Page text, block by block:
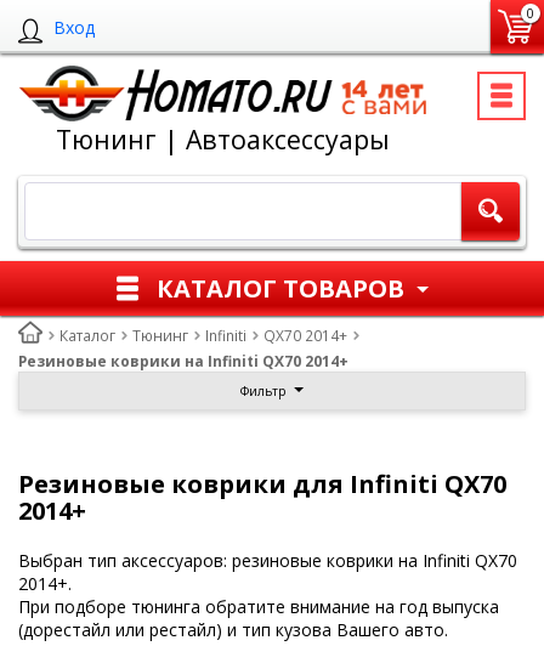
Вход
0
Тюнинг | Автоаксессуары
КАТАЛОГ ТОВАРОВ
Каталог Тюнинг Infiniti
QX70 2014+
Резиновые коврики на Infiniti QX70 2014+
Фильтр
Резиновые коврики для Infiniti QX70
2014+
Выбран тип аксессуаров: резиновые коврики на Infiniti QX70
2014+.
При подборе тюнинга обратите внимание на год выпуска
(дорестайл или рестайл) и тип кузова Вашего авто.